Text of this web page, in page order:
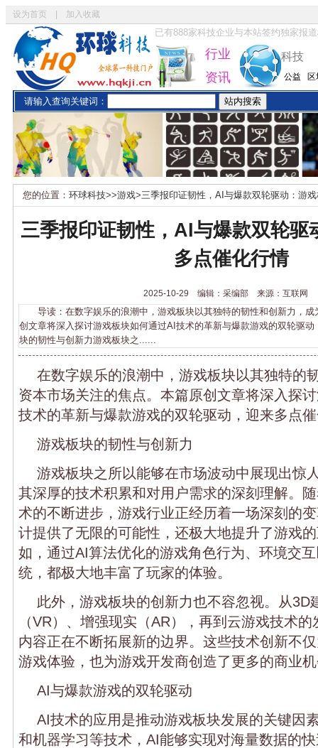
设为首页 加入收藏
已有888家科技企业与本站签约独家报
行业
资讯
科技
公益
请输入查询关键词：
您的位置： 环球科技>>游戏>三季报印证韧性，AI与爆款双轮驱动：游
三季报印证韧性，AI与爆款双轮驱
多点催化行情
2025-10-29 编辑：采编部 来源：互联网
导读：在数字娱乐的浪潮中，游戏板块以其独特的韧性和创新力，成
创文章将深入探讨游戏板块如何通过AI技术的革新与爆款游戏的双轮驱
块的韧性与创新力游戏板块之......
在数字娱乐的浪潮中，游戏板块以其独特的
资本市场关注的焦点。本篇原创文章将深入探
技术的革新与爆款游戏的双轮驱动，迎来多点
游戏板块的韧性与创新力
游戏板块之所以能够在市场波动中展现出惊
其深厚的技术积累和对用户需求的深刻理解。
术的不断进步，游戏行业正经历着一场深刻的
计提供了无限的可能性，还极大地提升了游戏
如，通过AI算法优化的游戏角色行为、环境交
统，都极大地丰富了玩家的体验。
此外，游戏板块的创新力也不容忽视。从3D
（VR）、增强现实（AR），再到云游戏技术
内容正在不断拓展新的边界。这些技术创新不
游戏体验，也为游戏开发商创造了更多的商业
AI与爆款游戏的双轮驱动
AI技术的应用是推动游戏板块发展的关键因
和机器学习等技术，AI能够实现对海量数据的